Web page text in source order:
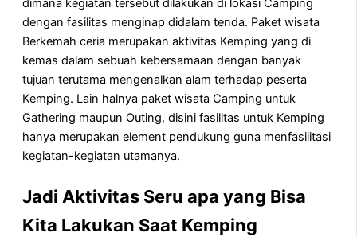
dengan fasilitas menginap didalam tenda. Paket wisata
Berkemah ceria merupakan aktivitas Kemping yang di
kemas dalam sebuah kebersamaan dengan banyak
tujuan terutama mengenalkan alam terhadap peserta
Kemping. Lain halnya paket wisata Camping untuk
Gathering maupun Outing, disini fasilitas untuk Kemping
hanya merupakan element pendukung guna menfasilitasi
kegiatan-kegiatan utamanya.
Jadi Aktivitas Seru apa yang Bisa
Kita Lakukan Saat Kemping